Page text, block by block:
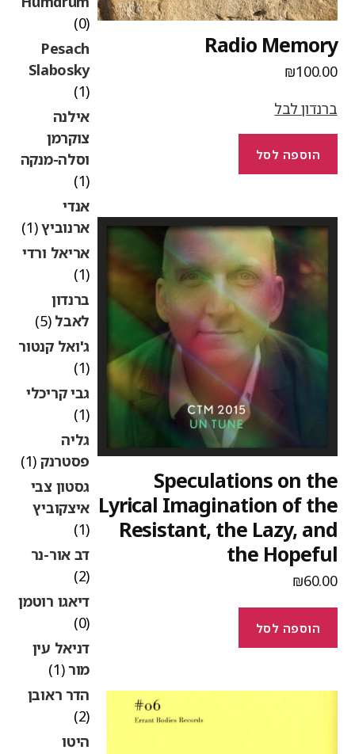
Radio
₪
לבל
הוספה לסל
Speculations on
Lyrical Imagination of
Resistant, the Lazy,
the
₪
הוספה לסל
(0)
Pesach
Slabosky
אילנה
צוקרמן
וסלה-מנקה
אנדי
ארנוביץ(1)
אריאל ורדי
ברנדון
לאבל(5)
ג'ואל קנטור
(1)
גבי קריכלי
גליה
פסטרנק(1)
גסטון צבי
איצקוביץ
דב אור-נר
דיאגו רוטמן
דניאל עין
מור(1)
הדר ראובן
היטו